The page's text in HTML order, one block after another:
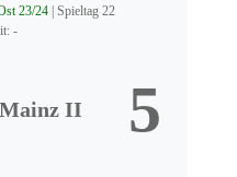
23/24 | Spieltag 22
-
II 5